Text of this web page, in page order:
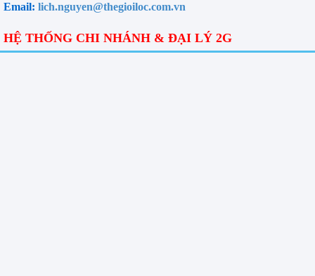
Email: lich.nguyen@thegioiloc.com.vn
HỆ THỐNG CHI NHÁNH & ĐẠI LÝ 2G